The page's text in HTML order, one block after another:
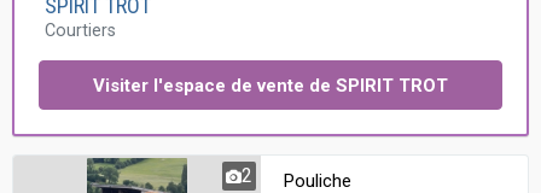
SPIRIT TROT
Courtiers
Visiter l'espace de vente de SPIRIT TROT
2
Pouliche